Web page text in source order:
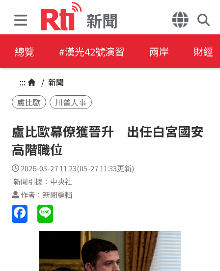
新聞
總覽 #漢光42號演習 兩岸 財經
::: / 新聞
盧比歐
川普人事
盧比歐幕僚獲晉升 出任白宮國安
高階職位
2026-05-27 11:23(05-27 11:33更新)
新聞引據：中央社
作者：新聞編輯